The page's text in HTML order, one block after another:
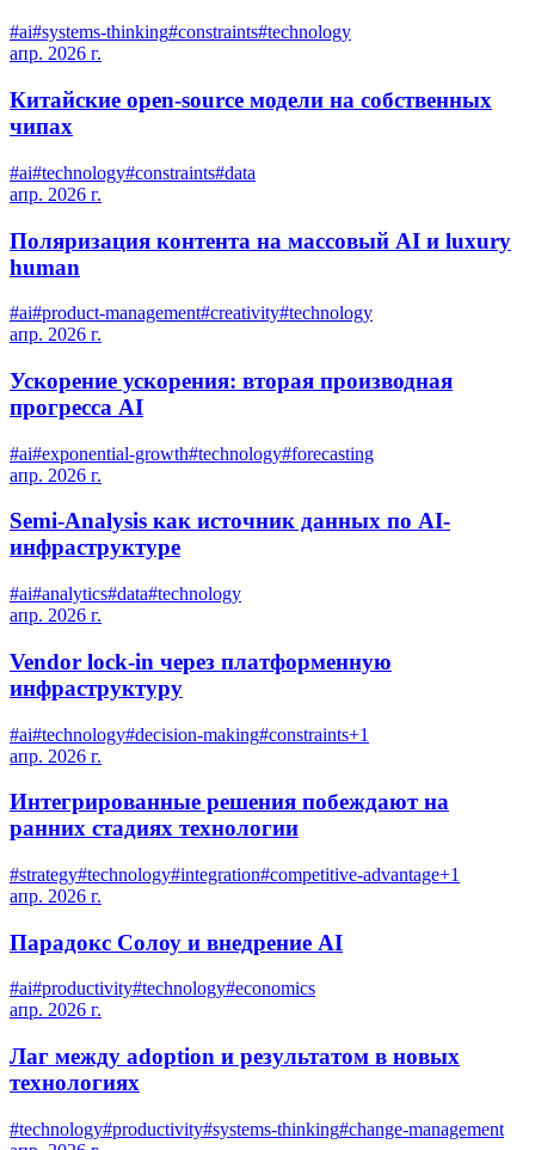
#ai#systems-thinking#constraints#technology
апр. 2026 г.
Китайские open-source модели на собственных
чипах
#ai#technology#constraints#data
апр. 2026 г.
Поляризация контента на массовый AI и luxury
human
#ai#product-management#creativity#technology
апр. 2026 г.
Ускорение ускорения: вторая производная
прогресса AI
#ai#exponential-growth#technology#forecasting
апр. 2026 г.
Semi-Analysis как источник данных по AI-
инфраструктуре
#ai#analytics#data#technology
апр. 2026 г.
Vendor lock-in через платформенную
инфраструктуру
#ai#technology#decision-making#constraints+1
апр. 2026 г.
Интегрированные решения побеждают на
ранних стадиях технологии
#strategy#technology#integration#competitive-advantage+1
апр. 2026 г.
Парадокс Солоу и внедрение AI
#ai#productivity#technology#economics
апр. 2026 г.
Лаг между adoption и результатом в новых
технологиях
#technology#productivity#systems-thinking#change-management